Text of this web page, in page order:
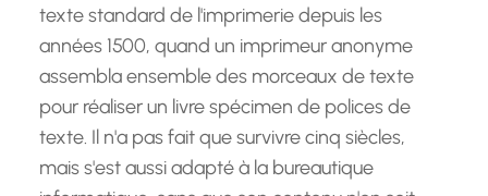
texte standard de l'imprimerie depuis les
années 1500, quand un imprimeur anonyme
assembla ensemble des morceaux de texte
pour réaliser un livre spécimen de polices de
texte. Il n'a pas fait que survivre cinq siècles,
mais s'est aussi adapté à la bureautique